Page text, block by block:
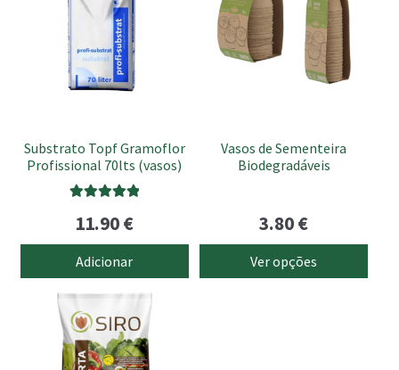
Substrato Topf Gramoflor
Profissional 70lts (vasos)
5.00de 5
11.90€
Adicionar
Vasos de Sementeira
Biodegradáveis
3.80€
Ver opções
multiple
variants.
chosen
page